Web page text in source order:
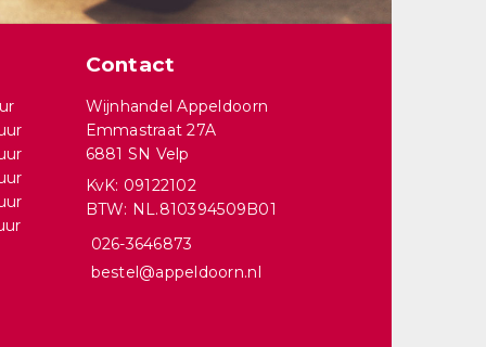
Contact
Wijnhandel Appeldoorn
Emmastraat 27A
6881 SN Velp
KvK: 09122102
BTW: NL.810394509B01
026-3646873
bestel@appeldoorn.nl